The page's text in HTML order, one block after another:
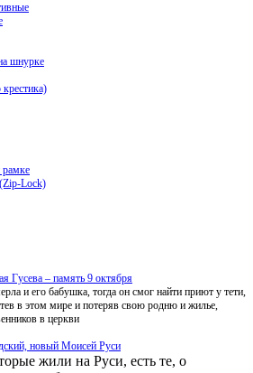
шнурке
Lock)
Гусева – память 9 октября
и его бабушка, тогда он смог найти приют у тети,
в этом мире и потеряв свою родню и жилье,
в церкви
новый Моисей Руси
жили на Руси, есть те, о